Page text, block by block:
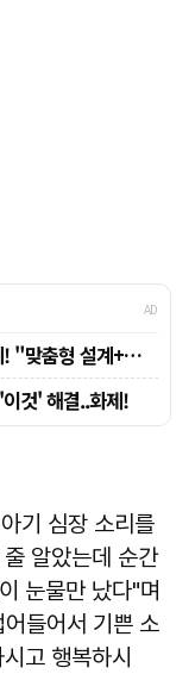
기 심장 소리를
알았는데 순간
눈물만 났다"며
들어서 기쁜 소
고 행복하시